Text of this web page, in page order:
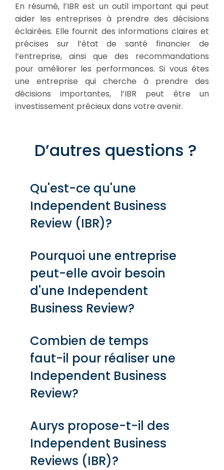
En résumé, l’IBR est un outil important qui peut
aider les entreprises à prendre des décisions
éclairées. Elle fournit des informations claires et
précises sur l’état de santé financier de
l’entreprise, ainsi que des recommandations
pour améliorer les performances. Si vous êtes
une entreprise qui cherche à prendre des
décisions importantes, l’IBR peut être un
investissement précieux dans votre avenir.
D’autres questions ?
Qu'est-ce qu'une
Independent Business
Review (IBR)?
Pourquoi une entreprise
peut-elle avoir besoin
d'une Independent
Business Review?
Combien de temps
faut-il pour réaliser une
Independent Business
Review?
Aurys propose-t-il des
Independent Business
Reviews (IBR)?